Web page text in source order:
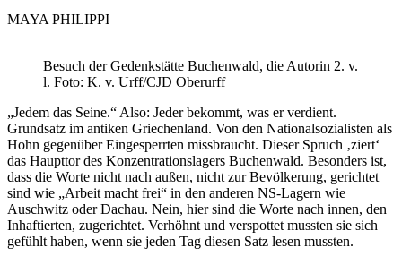
MAYA PHILIPPI
Besuch der Gedenkstätte Buchenwald, die Autorin 2. v.
l. Foto: K. v. Urff/CJD Oberurff
„Jedem das Seine.“ Also: Jeder bekommt, was er verdient.
Grundsatz im antiken Griechenland. Von den Nationalsozialisten als
Hohn gegenüber Eingesperrten missbraucht. Dieser Spruch ‚ziert‘
das Haupttor des Konzentrationslagers Buchenwald. Besonders ist,
dass die Worte nicht nach außen, nicht zur Bevölkerung, gerichtet
sind wie „Arbeit macht frei“ in den anderen NS-Lagern wie
Auschwitz oder Dachau. Nein, hier sind die Worte nach innen, den
Inhaftierten, zugerichtet. Verhöhnt und verspottet mussten sie sich
gefühlt haben, wenn sie jeden Tag diesen Satz lesen mussten.